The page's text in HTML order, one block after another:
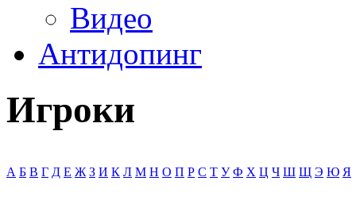
Видео
Антидопинг
Игроки
А Б В Г Д Е Ж З И К Л М Н О П Р С Т У Ф Х Ц Ч Ш Щ Э Ю Я